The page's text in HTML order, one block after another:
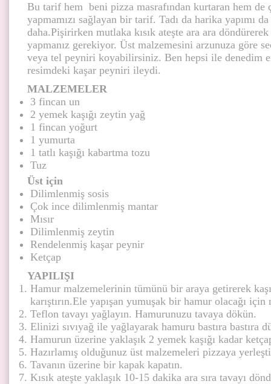
Bu tarif hem beni pizza masrafından kurtaran hem
yapmamızı sağlayan bir tarif. Tadı da harika yapımı
daha.Pişirirken mutlaka kısık ateşte ara ara döndürerek
yapmanız gerekiyor. Üst malzemesini arzunuza göre
veya tel peyniri koyabilirsiniz. Ben hepsi ile denedim
resimdeki kaşar peyniri ileydi.
MALZEMELER
3 fincan un
2 yemek kaşığı zeytin yağ
1 fincan yoğurt
1 yumurta
1 tatlı kaşığı kabartma tozu
Tuz
Üst için
Dilimlenmiş sosis
Çok ince dilimlenmiş mantar
Mısır
Dilimlenmiş zeytin
Rendelenmiş kaşar peynir
Ketçap
YAPILIŞI
Hamur malzemelerinin tümünü bir araya getirerek
karıştırın.Ele yapışan yumuşak bir hamur olacağı
Teflon tavayı yağlayın. Hamurunuzu tavaya dökün.
Elinizi sıvıyağ ile yağlayarak hamuru bastıra bastıra
Hamurun üzerine yaklaşık 2 yemek kaşığı kadar
Hazırlamış olduğunuz üst malzemeleri pizzaya
Tavanın üzerine bir kapak kapatın.
Kısık ateşte yaklaşık 10-15 dakika ara sıra tavayı